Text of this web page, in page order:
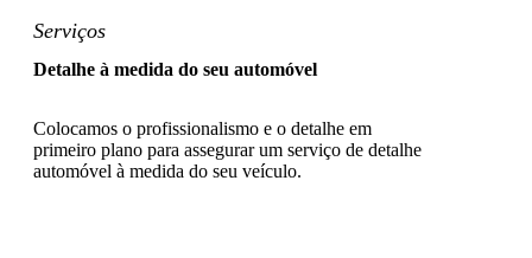
Serviços
Detalhe à medida do seu automóvel
Colocamos o profissionalismo e o detalhe em
primeiro plano para assegurar um serviço de detalhe
automóvel à medida do seu veículo.